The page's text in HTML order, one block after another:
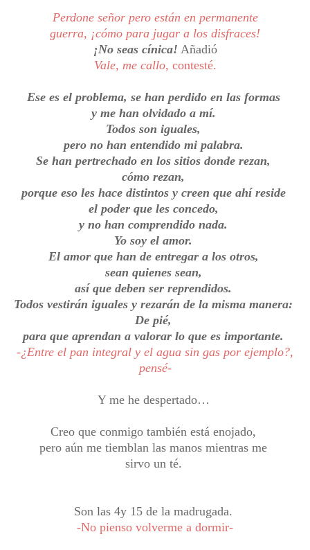
Perdone señor pero están en permanente
guerra, ¡cómo para jugar a los disfraces!
¡No seas cínica! Añadió
Vale, me callo, contesté.
Ese es el problema, se han perdido en las formas
y me han olvidado a mí.
Todos son iguales,
pero no han entendido mi palabra.
Se han pertrechado en los sitios donde rezan,
cómo rezan,
porque eso les hace distintos y creen que ahí reside
el poder que les concedo,
y no han comprendido nada.
Yo soy el amor.
El amor que han de entregar a los otros,
sean quienes sean,
así que deben ser reprendidos.
Todos vestirán iguales y rezarán de la misma manera:
De pié,
para que aprendan a valorar lo que es importante.
-¿Entre el pan integral y el agua sin gas por ejemplo?,
pensé-
Y me he despertado…
Creo que conmigo también está enojado,
pero aún me tiemblan las manos mientras me
sirvo un té.
Son las 4y 15 de la madrugada.
-No pienso volverme a dormir-